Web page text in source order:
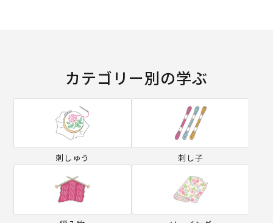
カテゴリー別の学ぶ
刺しゅう 刺し子